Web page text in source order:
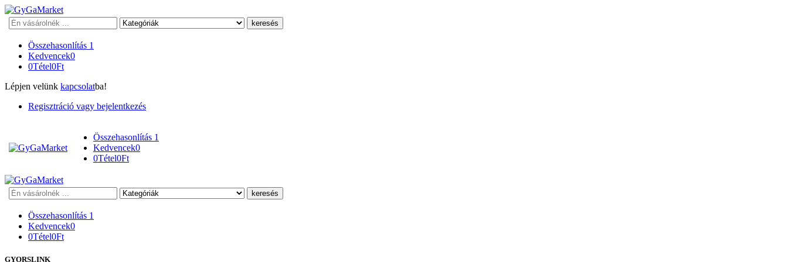
Keresés
Összehasonlítás 1
Kedvencek0
0Tétel0Ft
Lépjen velünk kapcsolatba!
Regisztráció vagy bejelentkezés
Összehasonlítás 1
Kedvencek0
0Tétel0Ft
Keresés
Összehasonlítás 1
Kedvencek0
0Tétel0Ft
GYORSLINK